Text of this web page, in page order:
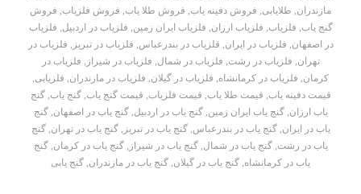
مازندران, طلایابی, فروش دفینه یاب, فروش طلا یاب, فروش فلزیاب, فروش
گنج یاب, فلزیاب, فلزیاب ارزان, فلزیاب ایران زمین, فلزیاب در اردبیل, فلزیاب
در اصفهان, فلزیاب در ایران, فلزیاب در بندرعباس, فلزیاب در تبریز , فلزیاب در
تهران, فلزیاب در رشت, فلزیاب در شمال, فلزیاب در شیراز , فلزیاب در
کرمان, فلزیاب در کرمانشاه, فلزیاب در گیلان, فلزیاب در مازندران, فلزیابی,
قیمت دفینه یاب, قیمت طلا یاب, قیمت فلزیاب, قیمت گنج یاب,گنج یاب,گنج
یاب ارزان,گنج یاب ایران زمین,گنج یاب در اردبیل,گنج یاب در اصفهان,گنج
یاب در ایران,گنج یاب در بندرعباس,گنج یاب در تبریز ,گنج یاب در تهران,گنج
یاب در رشت,گنج یاب در شمال,گنج یاب در شیراز ,گنج یاب در کرمان,گنج
یاب در کرمانشاه, گنج یاب در گیلان, گنج یاب در مازندران, گنج یابی